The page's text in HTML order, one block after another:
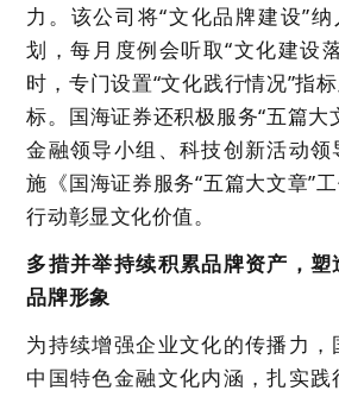
力。该公司将“文化品牌建设”
划，每月度例会听取“文化建设
时，专门设置“文化践行情况”指
标。国海证券还积极服务“五篇大
金融领导小组、科技创新活动
施《国海证券服务“五篇大文章”
行动彰显文化价值。
多措并举持续积累品牌资产，
品牌形象
为持续增强企业文化的传播力
中 国特色金融文化内涵，扎实